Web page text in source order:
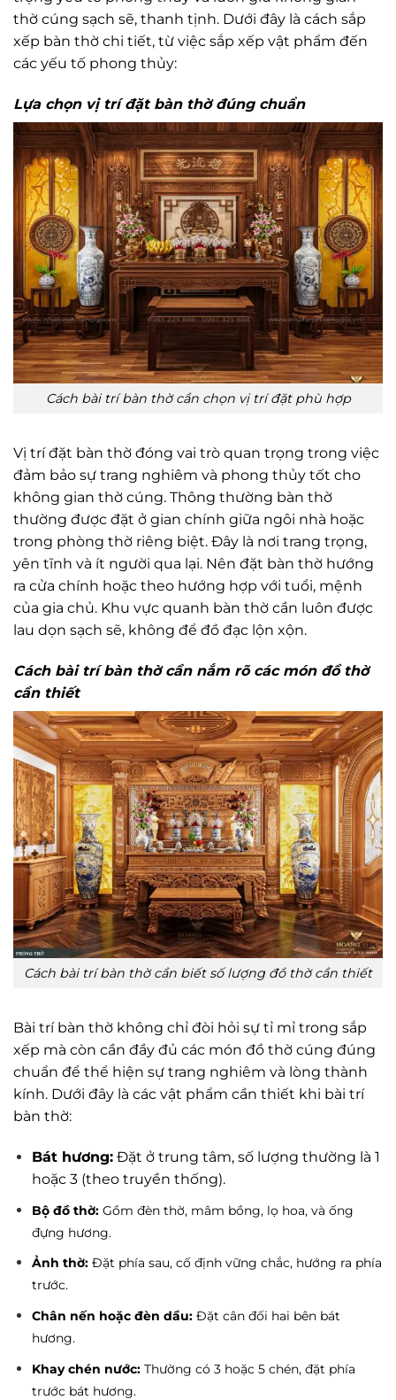
thờ cúng sạch sẽ, thanh tịnh. Dưới đây là cách sắp
xếp bàn thờ chi tiết, từ việc sắp xếp vật phẩm đến
các yếu tố phong thủy:
Lựa chọn vị trí đặt bàn thờ đúng chuẩn
Cách bài trí bàn thờ cần chọn vị trí đặt phù hợp
Vị trí đặt bàn thờ đóng vai trò quan trọng trong việc
đảm bảo sự trang nghiêm và phong thủy tốt cho
không gian thờ cúng. Thông thường bàn thờ
thường được đặt ở gian chính giữa ngôi nhà hoặc
trong phòng thờ riêng biệt. Đây là nơi trang trọng,
yên tĩnh và ít người qua lại. Nên đặt bàn thờ hướng
ra cửa chính hoặc theo hướng hợp với tuổi, mệnh
của gia chủ. Khu vực quanh bàn thờ cần luôn được
lau dọn sạch sẽ, không để đồ đạc lộn xộn.
Cách bài trí bàn thờ cần nắm rõ các món đồ thờ
cần thiết
Cách bài trí bàn thờ cần biết số lượng đồ thờ cần thiết
Bài trí bàn thờ không chỉ đòi hỏi sự tỉ mỉ trong sắp
xếp mà còn cần đầy đủ các món đồ thờ cúng đúng
chuẩn để thể hiện sự trang nghiêm và lòng thành
kính. Dưới đây là các vật phẩm cần thiết khi bài trí
bàn thờ:
Bát hương:Đặt ở trung tâm, số lượng thường là 1
hoặc 3 (theo truyền thống).
Bộ đồ thờ:Gồm đèn thờ, mâm bồng, lọ hoa, và ống
đựng hương.
Ảnh thờ:Đặt phía sau, cố định vững chắc, hướng ra phía
trước.
Chân nến hoặc đèn dầu:Đặt cân đối hai bên bát
hương.
Khay chén nước:Thường có 3 hoặc 5 chén, đặt phía
trước bát hương.